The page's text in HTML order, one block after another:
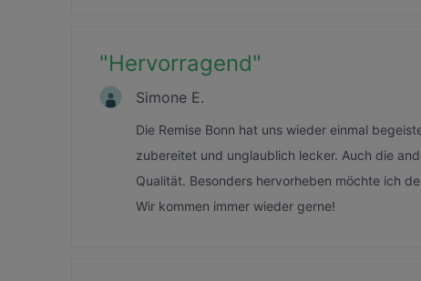
"Hervorragend"
Simone E.
Die Remise Bonn hat uns wieder einmal
zubereitet und unglaublich lecker. Auch die
Qualität. Besonders hervorheben möchte ich
Wir kommen immer wieder gerne!